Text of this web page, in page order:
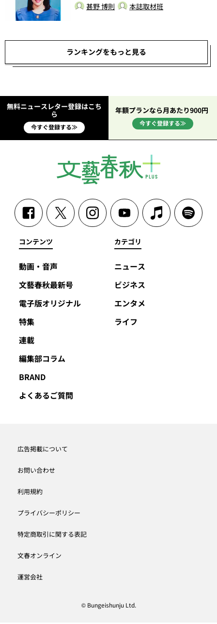
甚野 博則
本誌取材班
ランキングをもっと見る
無料ニュースレター登録はこち
ら
今すぐ登録する≫
年額プランなら月あたり900円
今すぐ登録する≫
コンテンツ
動画・音声
文藝春秋最新号
電子版オリジナル
特集
連載
編集部コラム
BRAND
よくあるご質問
カテゴリ
ニュース
ビジネス
エンタメ
ライフ
広告掲載について
お問い合わせ
利用規約
プライバシーポリシー
特定商取引に関する表記
文春オンライン
運営会社
© Bungeishunju Ltd.